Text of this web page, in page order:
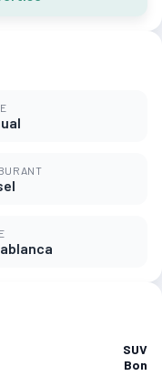
SUV
Bon